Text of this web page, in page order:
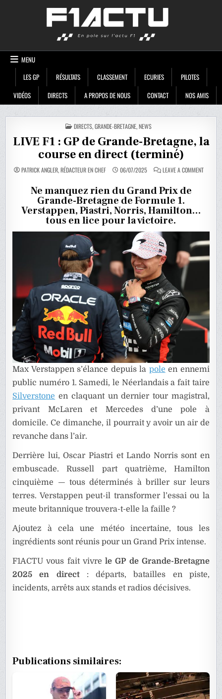
MENU
LES GP
RÉSULTATS CLASSEMENT ECURIES
PILOTES
VIDÉOS
DIRECTS A PROPOS DE NOUS CONTACT NOS AMIS
POSTED
IN
DIRECTS,GRANDE-BRETAGNE,NEWS
LIVE F1 : GP de Grande-Bretagne, la
course en direct (terminé)
PATRICK ANGLER, RÉDACTEUR EN CHEF 06/07/2025 LEAVE A COMMENTON
LIVE
Ne manquez rien du Grand Prix de
Grande-Bretagne de Formule 1.
Verstappen, Piastri, Norris, Hamilton…
tous en lice pour la victoire.
Max Verstappen s’élance depuis la pole en ennemi
public numéro 1. Samedi, le Néerlandais a fait taire
Silverstone en claquant un dernier tour magistral,
privant McLaren et Mercedes d’une pole à
domicile. Ce dimanche, il pourrait y avoir un air de
revanche dans l’air.
Derrière lui, Oscar Piastri et Lando Norris sont en
embuscade. Russell part quatrième, Hamilton
cinquième — tous déterminés à briller sur leurs
terres. Verstappen peut-il transformer l’essai ou la
meute britannique trouvera-t-elle la faille ?
Ajoutez à cela une météo incertaine, tous les
ingrédients sont réunis pour un Grand Prix intense.
F1ACTU vous fait vivrele GP de Grande-Bretagne
2025 en direct: départs, batailles en piste,
incidents, arrêts aux stands et radios décisives.
Publications similaires: